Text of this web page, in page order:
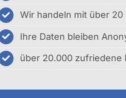
Wir handeln mit über
Ihre Daten bleiben
über 20.000 zufriedene